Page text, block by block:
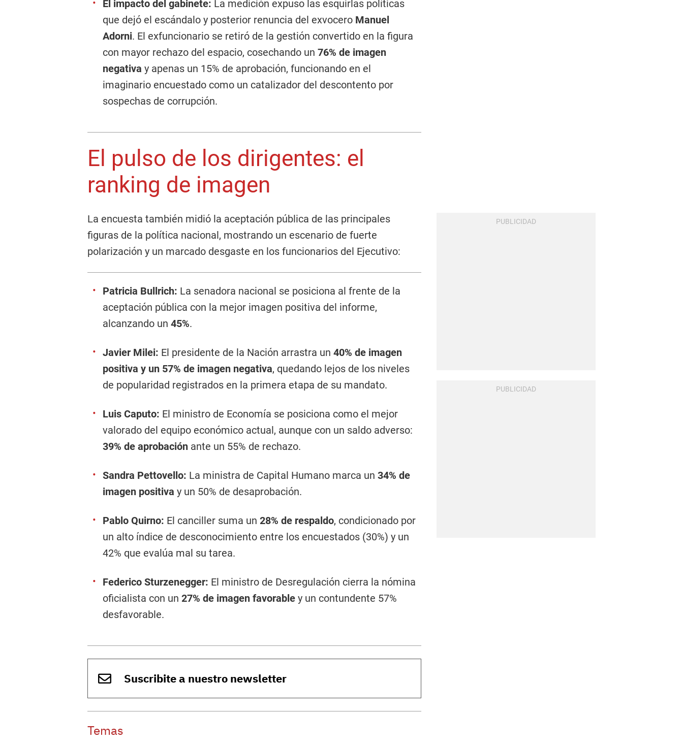
El impacto del gabinete: La medición expuso las esquirlas políticas
que dejó el escándalo y posterior renuncia del exvocero Manuel
Adorni. El exfuncionario se retiró de la gestión convertido en la figura
con mayor rechazo del espacio, cosechando un 76% de imagen
negativa y apenas un 15% de aprobación, funcionando en el
imaginario encuestado como un catalizador del descontento por
sospechas de corrupción.
El pulso de los dirigentes: el
ranking de imagen
La encuesta también midió la aceptación pública de las principales
figuras de la política nacional, mostrando un escenario de fuerte
polarización y un marcado desgaste en los funcionarios del Ejecutivo:
Patricia Bullrich: La senadora nacional se posiciona al frente de la
aceptación pública con la mejor imagen positiva del informe,
alcanzando un 45%.
Javier Milei: El presidente de la Nación arrastra un 40% de imagen
positiva y un 57% de imagen negativa, quedando lejos de los niveles
de popularidad registrados en la primera etapa de su mandato.
Luis Caputo: El ministro de Economía se posiciona como el mejor
valorado del equipo económico actual, aunque con un saldo adverso:
39% de aprobación ante un 55% de rechazo.
Sandra Pettovello: La ministra de Capital Humano marca un 34% de
imagen positiva y un 50% de desaprobación.
Pablo Quirno: El canciller suma un 28% de respaldo, condicionado por
un alto índice de desconocimiento entre los encuestados (30%) y un
42% que evalúa mal su tarea.
Federico Sturzenegger: El ministro de Desregulación cierra la nómina
oficialista con un 27% de imagen favorable y un contundente 57%
desfavorable.
Suscribite a nuestro newsletter
Temas